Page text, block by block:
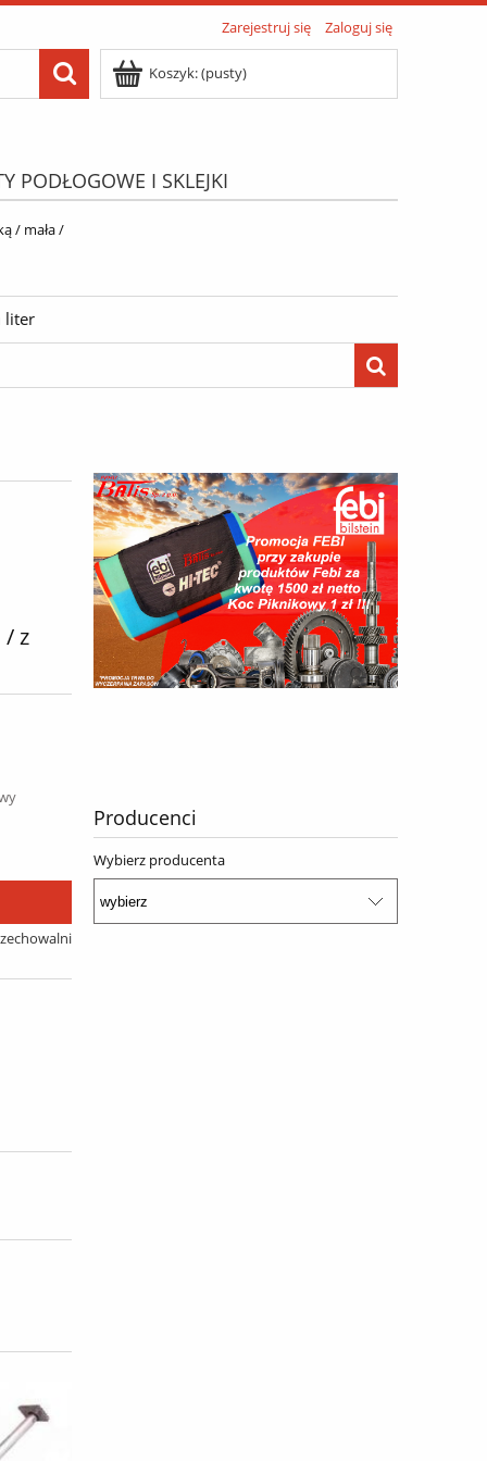
Zarejestruj się Zaloguj się
Koszyk:(pusty)
PODŁOGOWE I SKLEJKI
/ mała /
liter
/ z
Producenci
Wybierz producenta